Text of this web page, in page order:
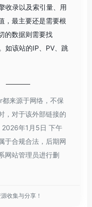
收录以及索引量、用
，最主要还是需要根
的数据则需要找
如该站的IP、PV、跳
来源于网络，不保
，对于该外部链接的
2026年1月5日 下午
于合规合法，后期网
网站管理员进行删
收集与分享！